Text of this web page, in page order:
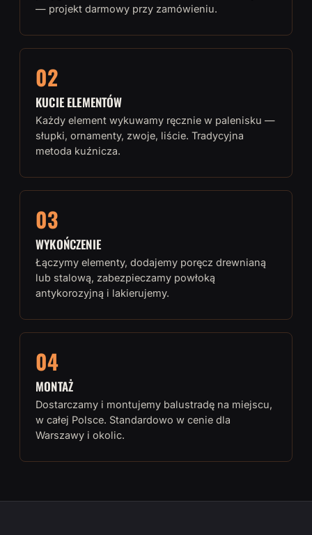
— projekt darmowy przy zamówieniu.
02
KUCIE ELEMENTÓW
Każdy element wykuwamy ręcznie w palenisku —
słupki, ornamenty, zwoje, liście. Tradycyjna
metoda kuźnicza.
03
WYKOŃCZENIE
Łączymy elementy, dodajemy poręcz drewnianą
lub stalową, zabezpieczamy powłoką
antykorozyjną i lakierujemy.
04
MONTAŻ
Dostarczamy i montujemy balustradę na miejscu,
w całej Polsce. Standardowo w cenie dla
Warszawy i okolic.